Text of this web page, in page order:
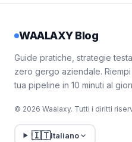
WAALAXY Blog
Guide pratiche, strategie
zero gergo aziendale. Riempi
tua pipeline in 10 minuti al
© 2026 Waalaxy. Tutti i diritti
🇮🇹Italiano